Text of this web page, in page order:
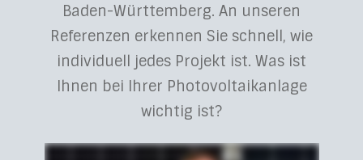
Baden-Württemberg. An unseren
Referenzen erkennen Sie schnell, wie
individuell jedes Projekt ist. Was ist
Ihnen bei Ihrer Photovoltaikanlage
wichtig ist?